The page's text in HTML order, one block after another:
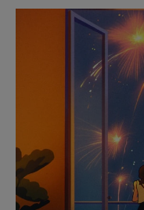
POUR
METTRE
PAUSE
POUR
LE
SON